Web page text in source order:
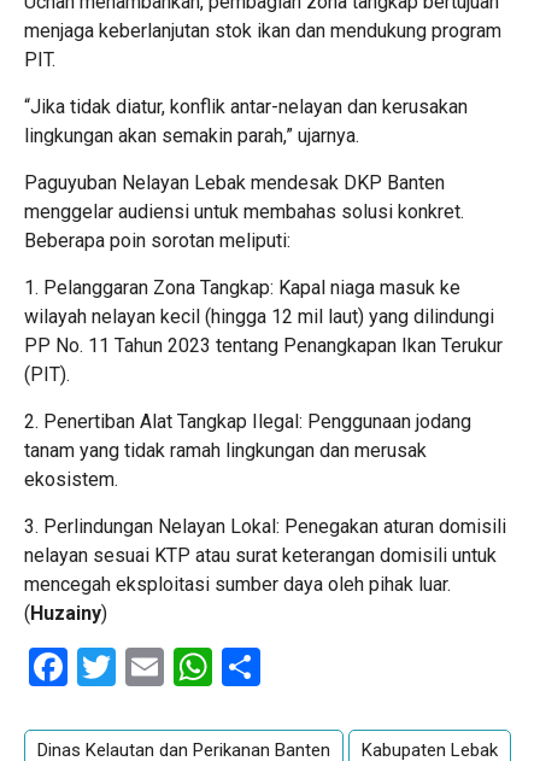
menjaga keberlanjutan stok ikan dan mendukung program
PIT.
“Jika tidak diatur, konflik antar-nelayan dan kerusakan
lingkungan akan semakin parah,” ujarnya.
Paguyuban Nelayan Lebak mendesak DKP Banten
menggelar audiensi untuk membahas solusi konkret.
Beberapa poin sorotan meliputi:
1. Pelanggaran Zona Tangkap: Kapal niaga masuk ke
wilayah nelayan kecil (hingga 12 mil laut) yang dilindungi
PP No. 11 Tahun 2023 tentang Penangkapan Ikan Terukur
(PIT).
2. Penertiban Alat Tangkap Ilegal: Penggunaan jodang
tanam yang tidak ramah lingkungan dan merusak
ekosistem.
3. Perlindungan Nelayan Lokal: Penegakan aturan domisili
nelayan sesuai KTP atau surat keterangan domisili untuk
mencegah eksploitasi sumber daya oleh pihak luar.
(Huzainy)
Facebook
Twitter
EmailWhatsApp
Dinas Kelautan dan Perikanan Banten Kabupaten Lebak